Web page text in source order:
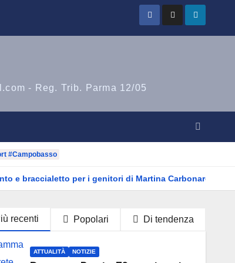
- Reg. Trib. Parma 12/05
#Campobasso
e braccialetto per i genitori di Martina Carbonaro
recenti Popolari Di tendenza
ATTUALITÀ NOTIZIE